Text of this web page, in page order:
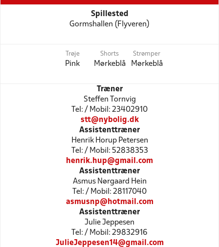
Spillested
Gormshallen (Flyveren)
Trøje
Pink
Shorts
Mørkeblå
Strømper
Mørkeblå
Træner
Steffen Tornvig
Tel: / Mobil: 23402910
stt@nybolig.dk
Assistenttræner
Henrik Horup Petersen
Tel: / Mobil: 52838353
henrik.hup@gmail.com
Assistenttræner
Asmus Nørgaard Hein
Tel: / Mobil: 28117040
asmusnp@hotmail.com
Assistenttræner
Julie Jeppesen
Tel: / Mobil: 29832916
JulieJeppesen14@gmail.com